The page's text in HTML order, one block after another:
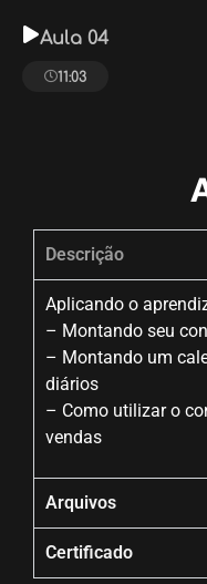
Aula 04
11:03
Descrição
Aplicando o
– Montando seu
– Montando um
diários
– Como utilizar o
vendas
Arquivos
Certificado